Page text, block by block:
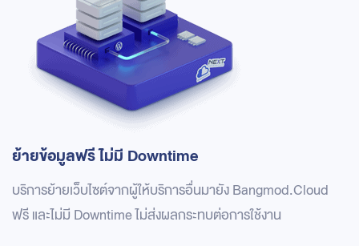
ย้ายข้อมูลฟรี ไม่มี Downtime
บริการย้ายเว็บไซต์จากผู้ให้บริการอื่นมายัง Bangmod.Cloud
ฟรี และไม่มี Downtime ไม่ส่งผลกระทบต่อการใช้งาน